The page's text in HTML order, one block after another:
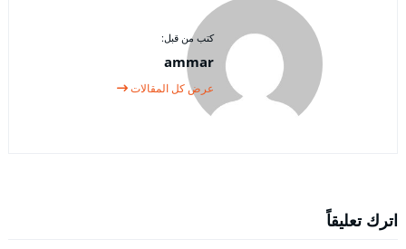
كتب من قبل:
ammar
عرض كل المقالات
اترك تعليقاً